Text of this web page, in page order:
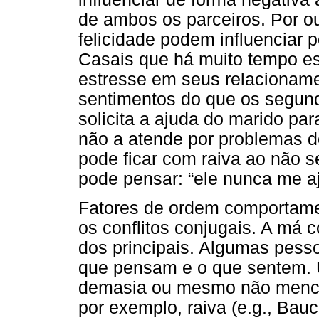
de ambos os parceiros. Por
felicidade podem influenciar
Casais que há muito tempo
estresse em seus
sentimentos do que os
solicita a ajuda do marido
não a atende por problemas
pode ficar com raiva ao não
pode pensar: “ele nunca me
Fatores de ordem
os conflitos conjugais. A má
dos principais. Algumas
que pensam e o que
demasia ou mesmo não
por exemplo, raiva (e.g.,